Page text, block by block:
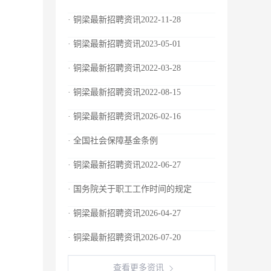
· 铜梁最新招聘资讯2022-11-28
· 铜梁最新招聘资讯2023-05-01
· 铜梁最新招聘资讯2022-03-28
· 铜梁最新招聘资讯2022-08-15
· 铜梁最新招聘资讯2026-02-16
· 全国社会保障基金条例
· 铜梁最新招聘资讯2022-06-27
· 国务院关于职工工作时间的规定
· 铜梁最新招聘资讯2026-04-27
· 铜梁最新招聘资讯2026-07-20
查看更多资讯